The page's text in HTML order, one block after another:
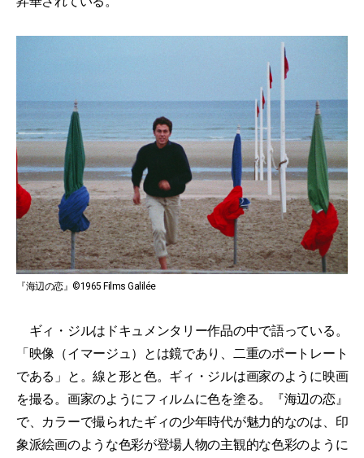
『海辺の恋』©1965 Films Galilée
ギィ・ジルはドキュメンタリー作品の中で語っている。
「映像（イマージュ）とは鏡であり、二重のポートレート
である」と。線と形と色。ギィ・ジルは画家のように映画
を撮る。画家のようにフィルムに色を塗る。『海辺の恋』
で、カラーで撮られたギィの少年時代が魅力的なのは、印
象派絵画のような色彩が登場人物の主観的な色彩のように